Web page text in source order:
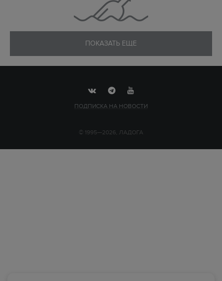
ПОКАЗАТЬ ЕЩЕ
ПОДПИСКА НА НОВОСТИ
© 1995—2026, ЛАДОГА